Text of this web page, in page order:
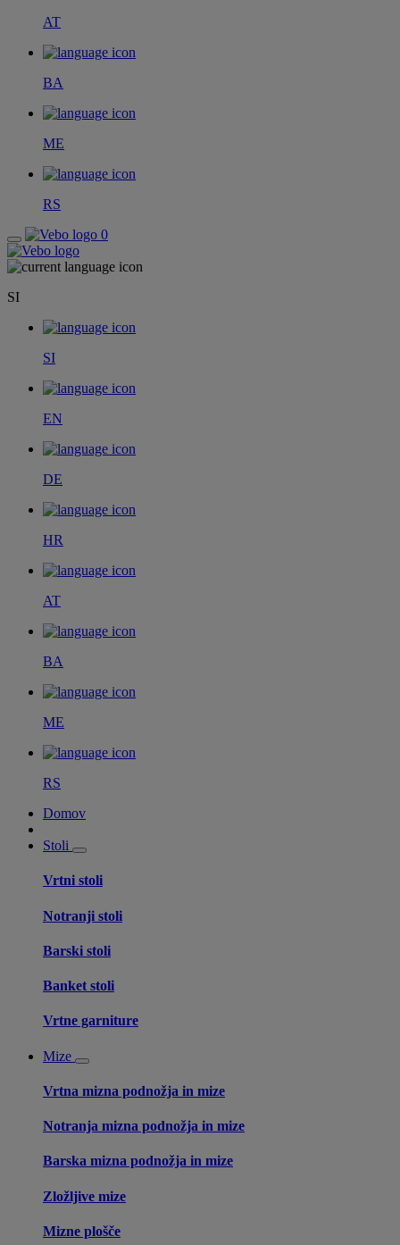
AT
BA
ME
RS
0
SI
SI
EN
DE
HR
AT
BA
ME
RS
Domov
Stoli
Vrtni stoli
Notranji stoli
Barski stoli
Banket stoli
Vrtne garniture
Mize
Vrtna mizna podnožja in mize
Notranja mizna podnožja in mize
Barska mizna podnožja in mize
Zložljive mize
Mizne plošče